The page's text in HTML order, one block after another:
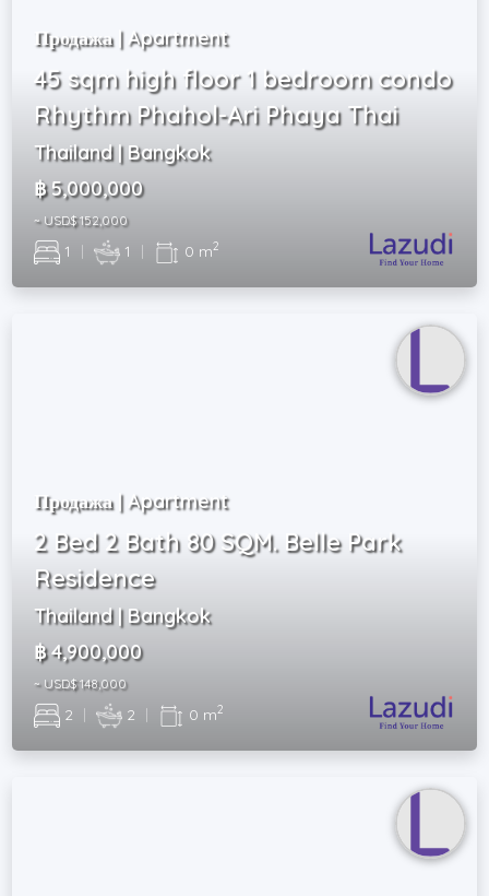
Продажа | Apartment
45 sqm high floor 1 bedroom condo
Rhythm Phahol-Ari Phaya Thai
Thailand | Bangkok
฿ 5,000,000
~ USD$ 152,000
1 | 1 | 0 m2
Продажа | Apartment
2 Bed 2 Bath 80 SQM. Belle Park
Residence
Thailand | Bangkok
฿ 4,900,000
~ USD$ 148,000
2 | 2 | 0 m2